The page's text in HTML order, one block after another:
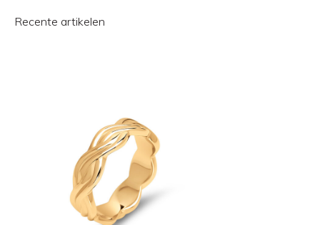
Recente artikelen